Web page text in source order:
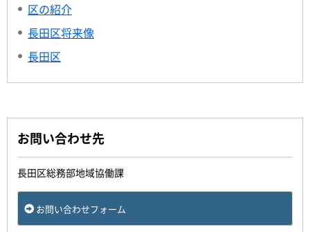
区の紹介
長田区将来像
長田区
お問い合わせ先
長田区総務部地域協働課
お問い合わせフォーム